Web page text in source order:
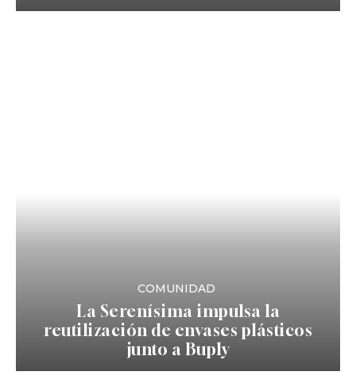
COMUNIDAD
La Serenísima impulsa la
reutilización de envases plásticos
junto a Buply